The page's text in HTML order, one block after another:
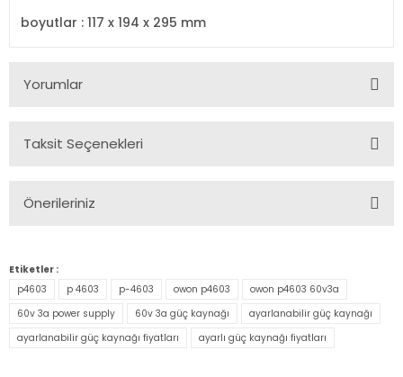
boyutlar : 117 x 194 x 295 mm
Yorumlar
Taksit Seçenekleri
Önerileriniz
konularda yetersiz gördüğünüz noktaları öneri formunu
kullanarak tarafımıza iletebilirsiniz.
Görüş ve önerileriniz için teşekkür ederiz.
Ürün resmi kalitesiz, bozuk veya görüntülenemiyor.
Etiketler :
p4603
p 4603 p-4603 owon p4603
owon p4603 60v3a
60v 3a power supply
60v 3a güç kaynağı
ayarlanabilir güç kaynağı
ayarlanabilir güç kaynağı fiyatları
ayarlı güç kaynağı fiyatları